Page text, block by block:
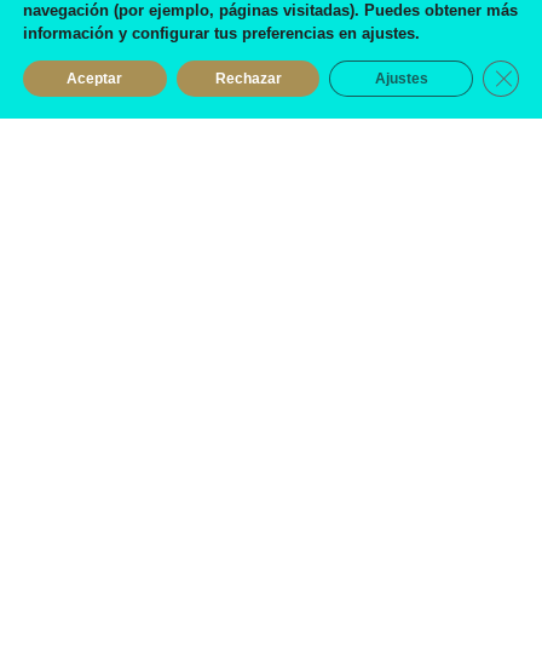
Preciosos zapatos, de buena calidad y la atención...
suprema!
navegación (por ejemplo, páginas visitadas). Puedes obtener más
información y configurar tus preferencias en ajustes.
Aceptar Rechazar Ajustes